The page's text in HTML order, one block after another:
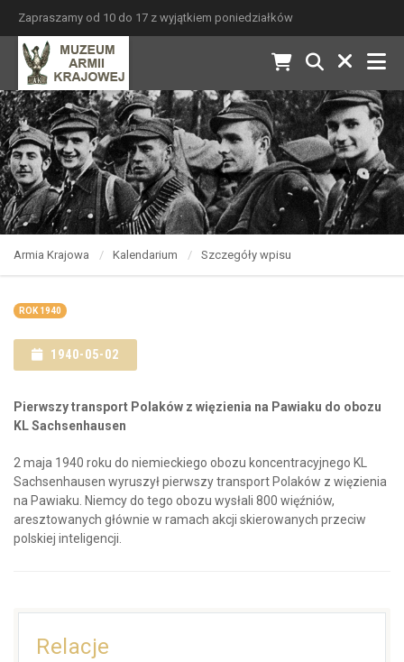
Zapraszamy od 10 do 17 z wyjątkiem poniedziałków
Armia Krajowa Kalendarium Szczegóły wpisu
ROK 1940
1940-05-02
Pierwszy transport Polaków z więzienia na Pawiaku do obozu
KL Sachsenhausen
2 maja 1940 roku do niemieckiego obozu koncentracyjnego KL
Sachsenhausen wyruszył pierwszy transport Polaków z więzienia
na Pawiaku. Niemcy do tego obozu wysłali 800 więźniów,
aresztowanych głównie w ramach akcji skierowanych przeciw
polskiej inteligencji.
Relacje